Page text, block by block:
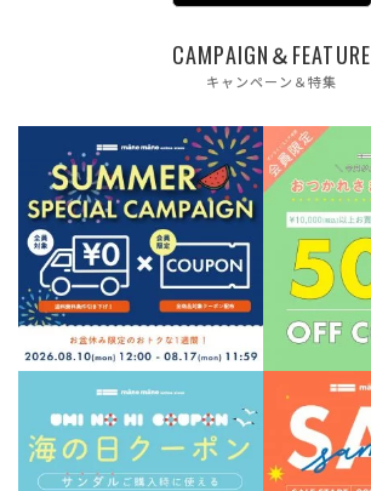
CAMPAIGN＆FEATURE
キャンペーン＆特集